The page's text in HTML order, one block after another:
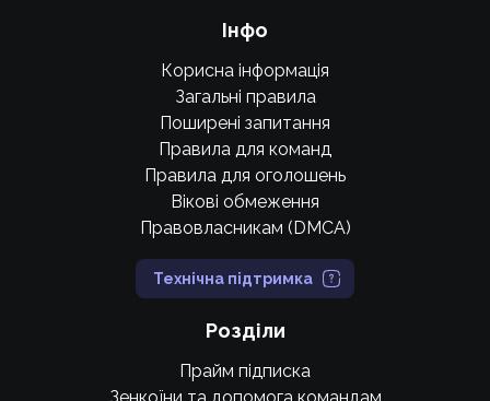
Інфо
Корисна інформація
Загальні правила
Поширені запитання
Правила для команд
Правила для оголошень
Вікові обмеження
Правовласникам (DMCA)
Технічна підтримка
Розділи
Прайм підписка